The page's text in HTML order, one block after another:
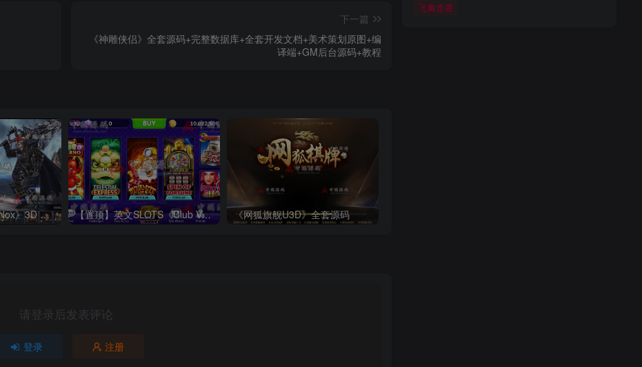
下一篇
《神雕侠侣》全套源码+完整数据库+全套开发文档+美术策划原图+编
译端+GM后台源码+教程
【置顶】《Project Nox》3D ARPG源码 【置顶】英文SLOTS《Club Vegas Slots》源码 《网狐旗舰U3D》全套源码
请登录后发表评论
登录 注册
飞禽走兽